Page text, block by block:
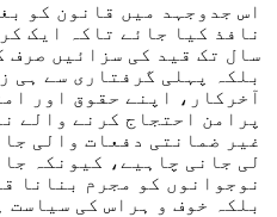
اس جدوجہد میں قانون کو
نافذ کیا جائے تاکہ ایک
سال تک قید کی سزائیں صرف
بلکہ پہلی گرفتاری سے ہی
آخرکار، اپنے حقوق اور
پرامن احتجاج کرنے والے
غیر ضمانتی دفعات والی
لی جانی چاہیے، کیونکہ
نوجوانوں کو مجرم بنانا
بلکہ خوف و ہراس کی سیاست